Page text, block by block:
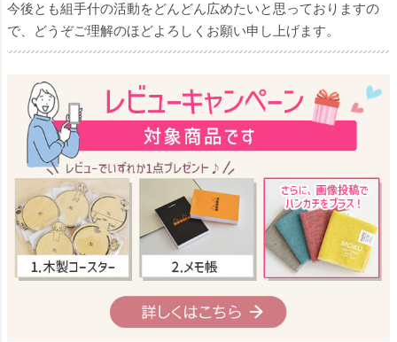
今後とも組手什の活動をどんどん広めたいと思っておりますの
で、どうぞご理解のほどよろしくお願い申し上げます。